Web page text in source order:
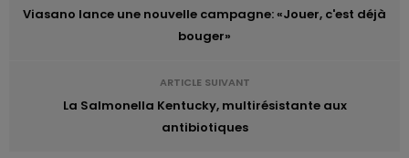
Viasano lance une nouvelle campagne: «Jouer, c'est déjà
bouger»
ARTICLE SUIVANT
La Salmonella Kentucky, multirésistante aux
antibiotiques